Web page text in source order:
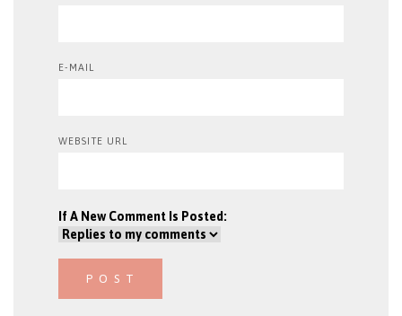
E-MAIL
WEBSITE URL
If A New Comment Is Posted: